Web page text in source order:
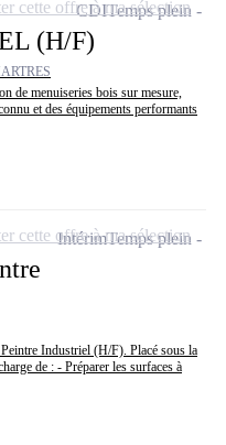
(H/F)
de menuiseries bois sur mesure,
et des équipements performants
CDITemps plein
cette offre à ma sélection
Industriel (H/F). Placé sous la
de : - Préparer les surfaces à
IntérimTemps plein
cette offre à ma sélection